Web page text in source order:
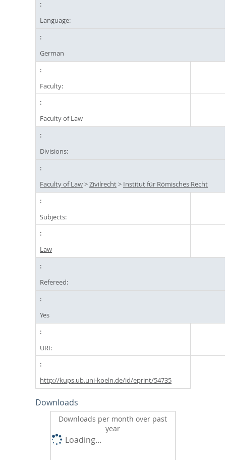
Language:
German
Faculty:
Faculty of Law
Divisions:
Faculty of Law>Zivilrecht> Institut für Römisches Recht
Subjects:
Law
Refereed:
Yes
URI:
http://kups.ub.uni-koeln.de/id/eprint/54735
Downloads
Downloads per month over past
year
Loading...